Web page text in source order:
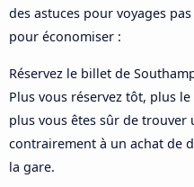
des astuces pour voyages
pour économiser :
Réservez le billet de
Plus vous réservez tôt, plus
plus vous êtes sûr de trouver
contrairement à un achat de
la gare.